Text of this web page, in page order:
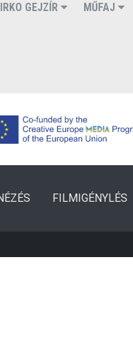
GEJZÍR MŰFAJ
FILMIGÉNYLÉS